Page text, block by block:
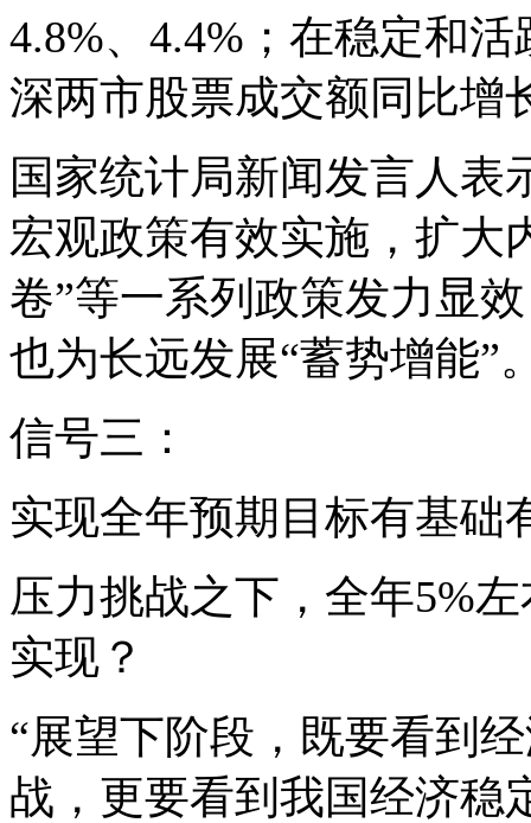
4.8%、4.4%；在稳定和
深两市股票成交额同比增
国家统计局新闻发言人表
宏观政策有效实施，扩大
卷”等一系列政策发力显
也为长远发展“蓄势增能”
信号三：
实现全年预期目标有基础
压力挑战之下，全年5%
实现？
“展望下阶段，既要看到
战，更要看到我国经济稳